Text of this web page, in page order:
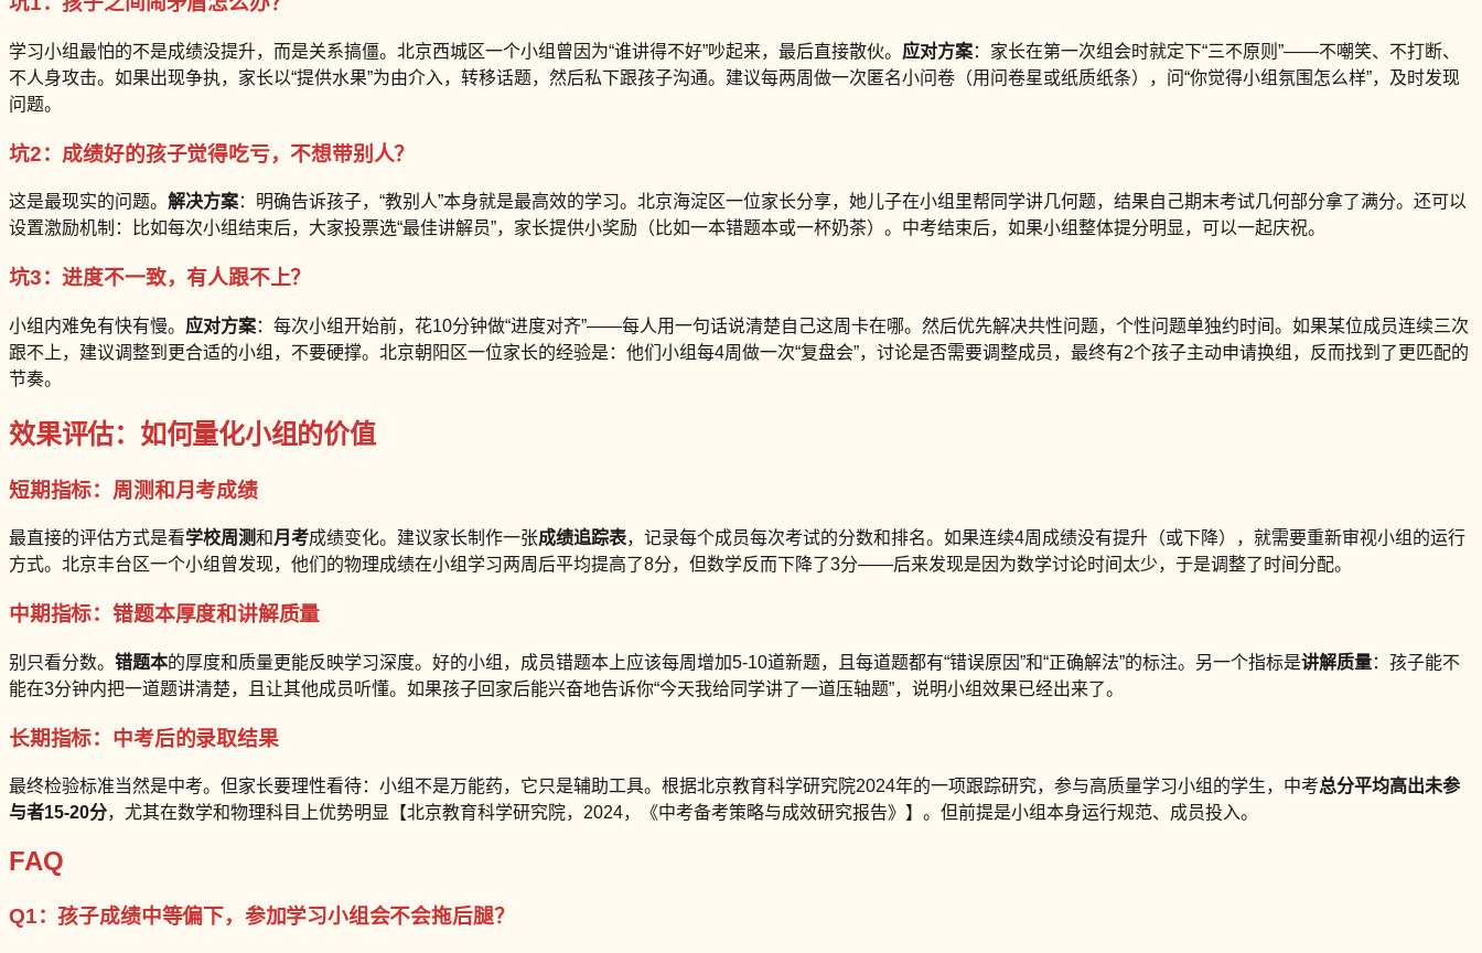
学习小组最怕的不是成绩没提升，而是关系搞僵。北京西城区一个小组曾因为“谁讲得不好”吵起来，最后直接散伙。 应对方案：家长在第一次组会时就定下“三不原则”——不嘲笑、不打断、
不人身攻击。如果出现争执，家长以“提供水果”为由介入，转移话题，然后私下跟孩子沟通。建议每两周做一次匿名小问卷（用问卷星或纸质纸条），问“你觉得小组氛围怎么样”，及时发现
问题。
坑2：成绩好的孩子觉得吃亏，不想带别人？
这是最现实的问题。 解决方案：明确告诉孩子，“教别人”本身就是最高效的学习。北京海淀区一位家长分享，她儿子在小组里帮同学讲几何题，结果自己期末考试几何部分拿了满分。还可以
设置激励机制：比如每次小组结束后，大家投票选“最佳讲解员”，家长提供小奖励（比如一本错题本或一杯奶茶）。中考结束后，如果小组整体提分明显，可以一起庆祝。
坑3：进度不一致，有人跟不上？
小组内难免有快有慢。 应对方案：每次小组开始前，花10分钟做“进度对齐”——每人用一句话说清楚自己这周卡在哪。然后优先解决共性问题，个性问题单独约时间。如果某位成员连续三次
跟不上，建议调整到更合适的小组，不要硬撑。北京朝阳区一位家长的经验是：他们小组每4周做一次“复盘会”，讨论是否需要调整成员，最终有2个孩子主动申请换组，反而找到了更匹配的
节奏。
效果评估：如何量化小组的价值
短期指标：周测和月考成绩
最直接的评估方式是看学校周测和 月考成绩变化。建议家长制作一张成绩追踪表，记录每个成员每次考试的分数和排名。如果连续4周成绩没有提升（或下降），就需要重新审视小组的运行
方式。北京丰台区一个小组曾发现，他们的物理成绩在小组学习两周后平均提高了8分，但数学反而下降了3分——后来发现是因为数学讨论时间太少，于是调整了时间分配。
中期指标：错题本厚度和讲解质量
别只看分数。 错题本的厚度和质量更能反映学习深度。好的小组，成员错题本上应该每周增加5-10道新题，且每道题都有“错误原因”和“正确解法”的标注。另一个指标是讲解质量：孩子能不
能在3分钟内把一道题讲清楚，且让其他成员听懂。如果孩子回家后能兴奋地告诉你“今天我给同学讲了一道压轴题”，说明小组效果已经出来了。
长期指标：中考后的录取结果
最终检验标准当然是中考。但家长要理性看待：小组不是万能药，它只是辅助工具。根据北京教育科学研究院2024年的一项跟踪研究，参与高质量学习小组的学生，中考总分平均高出未参
与者15-20分，尤其在数学和物理科目上优势明显【北京教育科学研究院，2024，《中考备考策略与成效研究报告》】。但前提是小组本身运行规范、成员投入。
FAQ
Q1：孩子成绩中等偏下，参加学习小组会不会拖后腿？